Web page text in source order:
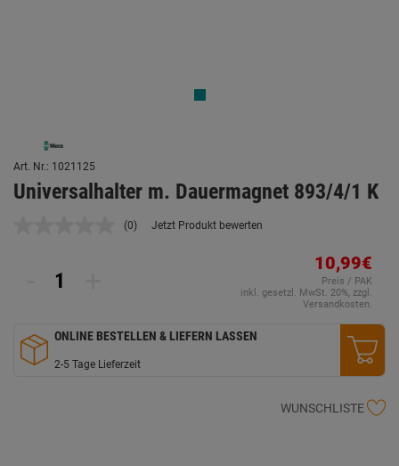
Art. Nr.: 1021125
Universalhalter m. Dauermagnet 893/4/1 K
Kein
(0) Jetzt Produkt bewerten
10,99€
Preis / PAK
inkl. gesetzl. MwSt. 20%, zzgl.
Versandkosten.
ONLINE BESTELLEN & LIEFERN LASSEN
2-5 Tage Lieferzeit
WUNSCHLISTE